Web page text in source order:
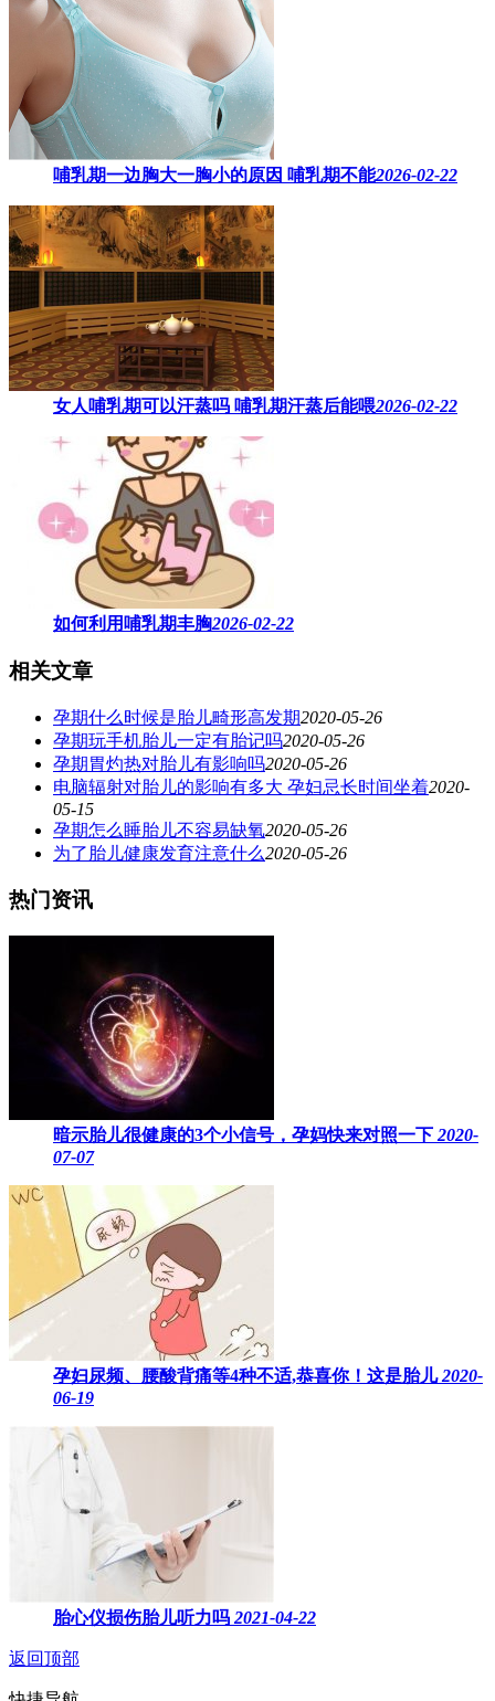
哺乳期一边胸大一胸小的原因​ 哺乳期不能2026-02-22
女人哺乳期可以汗蒸吗 ​哺乳期汗蒸后能喂2026-02-22
如何利用哺乳期丰胸2026-02-22
相关文章
孕期什么时候是胎儿畸形高发期2020-05-26
孕期玩手机胎儿一定有胎记吗2020-05-26
孕期胃灼热对胎儿有影响吗2020-05-26
电脑辐射对胎儿的影响有多大 孕妇忌长时间坐着2020-
05-15
孕期怎么睡胎儿不容易缺氧2020-05-26
为了胎儿健康发育注意什么2020-05-26
热门资讯
暗示胎儿很健康的3个小信号，孕妈快来对照一下 2020-
07-07
孕妇尿频、腰酸背痛等4种不适,恭喜你！这是胎儿 2020-
06-19
胎心仪损伤胎儿听力吗 2021-04-22
返回顶部